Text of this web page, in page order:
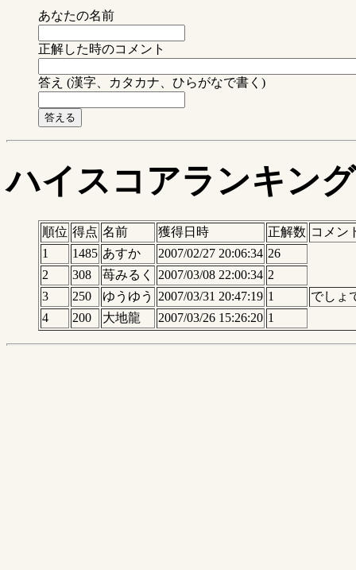
あなたの名前
正解した時のコメント
答え (漢字、カタカナ、ひらがなで書く)
ハイスコアランキング
順位 得点 名前 獲得日時 正解数 コメン
1
1485 あすか 2007/02/27 20:06:34 26
2
308 苺みるく 2007/03/08 22:00:34 2
3
250 ゆうゆう 2007/03/31 20:47:19 1
でしょ
4
200 大地龍 2007/03/26 15:26:20 1